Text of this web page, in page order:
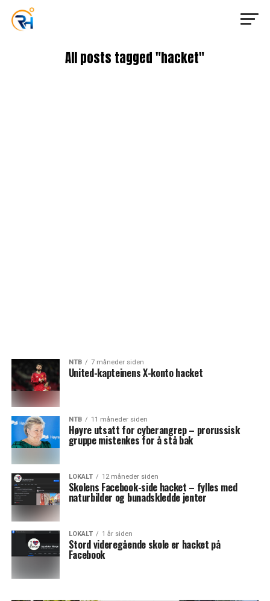
All posts tagged "hacket"
NTB 7 måneder siden
United-kapteinens X-konto hacket
NTB 11 måneder siden
Høyre utsatt for cyberangrep – prorussisk
gruppe mistenkes for å stå bak
LOKALT 12 måneder siden
Skolens Facebook-side hacket – fylles med
naturbilder og bunadskledde jenter
LOKALT 1 år siden
Stord videregående skole er hacket på
Facebook